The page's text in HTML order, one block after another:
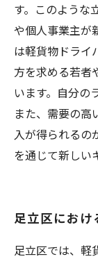
す。このような
や個人事業主が
は軽貨物ドライ
方を求める若者
います。自分の
また、需要の高
入が得られるの
を通じて新しい
足立区におけ
足立区では、軽